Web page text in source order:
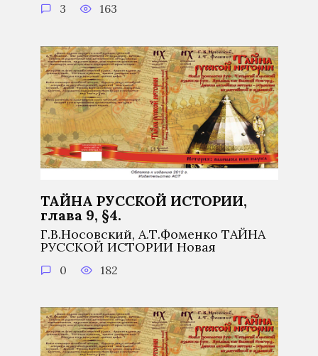
3 163
ТАЙНА РУССКОЙ ИСТОРИИ,
глава 9, §4.
Г.В.Носовский, А.Т.Фоменко ТАЙНА
РУССКОЙ ИСТОРИИ Новая
0 182